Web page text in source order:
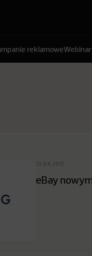
reklamowe
13.04.2017
eBay